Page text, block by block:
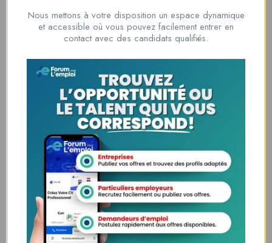
Vous devez êtreconnectépour poster un avis.
Informations du candidat
Temps d'expérience
18-20
Qualification Une maîtrise
Langues Japonais
E-mail jafari2001@gmail.com
Nous mettons à votre disposition un espace dynamique
et accessible où vous pouvez facilement entrer en
contact avec des candidats qualifiés.